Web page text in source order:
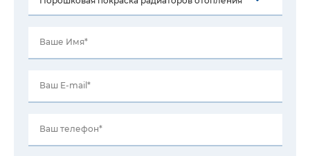
Ваше Имя*
Ваш E-mail*
Ваш телефон*